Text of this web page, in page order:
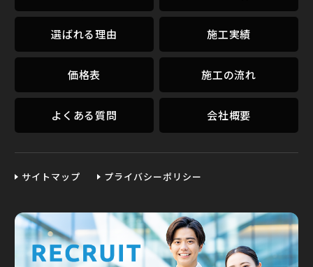
選ばれる理由 施工実績
価格表 施工の流れ
よくある質問 会社概要
サイトマップ プライバシーポリシー